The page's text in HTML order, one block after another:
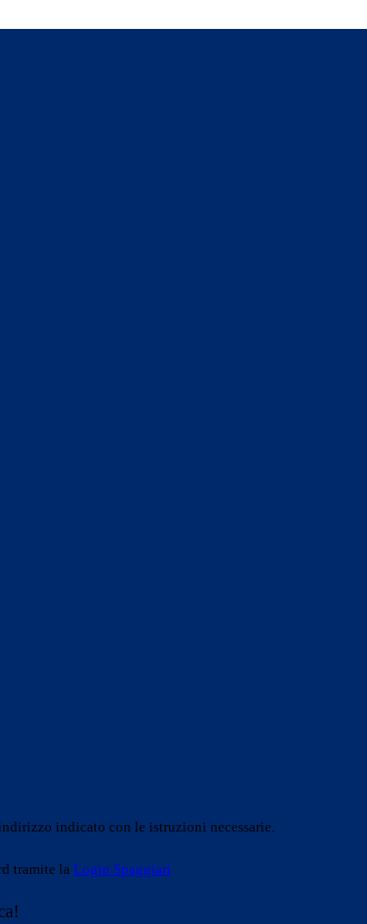
indicato con le istruzioni necessarie.
tramite la Login Spaggiari